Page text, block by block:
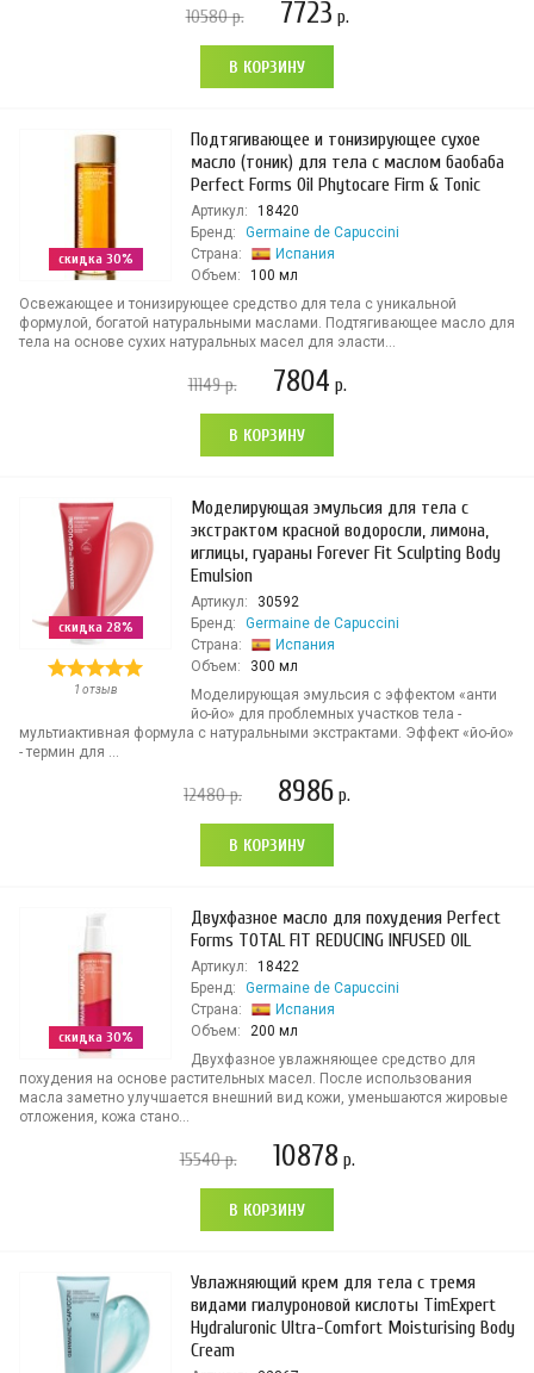
10580р. 7723 р.
В КОРЗИНУ
скидка 30%
Подтягивающее и тонизирующее сухое
масло (тоник) для тела с маслом баобаба
Perfect Forms Oil Phytocare Firm & Tonic
Артикул:
18420
Бренд:
Germaine de Capuccini
Страна:
Испания
Объем:
100 мл
Освежающее и тонизирующее средство для тела с уникальной
формулой, богатой натуральными маслами. Подтягивающее масло для
тела на основе сухих натуральных масел для эласти...
11149р. 7804 р.
В КОРЗИНУ
скидка 28%
1 отзыв
Моделирующая эмульсия для тела с
экстрактом красной водоросли, лимона,
иглицы, гуараны Forever Fit Sculpting Body
Emulsion
Артикул:
30592
Бренд:
Germaine de Capuccini
Страна:
Испания
Объем:
300 мл
Моделирующая эмульсия с эффектом «анти
йо-йо» для проблемных участков тела -
мультиактивная формула с натуральными экстрактами. Эффект «йо-йо»
- термин для ...
12480р. 8986 р.
В КОРЗИНУ
скидка 30%
Двухфазное масло для похудения Perfect
Forms TOTAL FIT REDUCING INFUSED OIL
Артикул:
18422
Бренд:
Germaine de Capuccini
Страна:
Испания
Объем:
200 мл
Двухфазное увлажняющее средство для
похудения на основе растительных масел. После использования
масла заметно улучшается внешний вид кожи, уменьшаются жировые
отложения, кожа стано...
15540р. 10878 р.
В КОРЗИНУ
Увлажняющий крем для тела с тремя
видами гиалуроновой кислоты TimExpert
Hydraluronic Ultra-Comfort Moisturising Body
Cream